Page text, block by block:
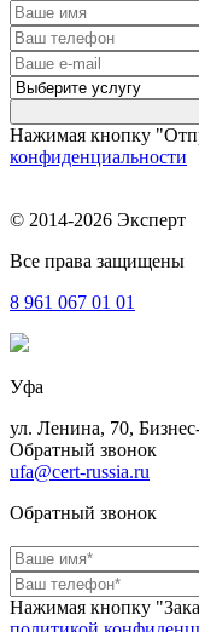
Нажимая кнопку
конфиденциальности
© 2014-2026 Эксперт
Все права защищены
8 961 067 01 01
Уфа
ул. Ленина, 70,
Обратный звонок
ufa@cert-russia.ru
Обратный звонок
Нажимая кнопку